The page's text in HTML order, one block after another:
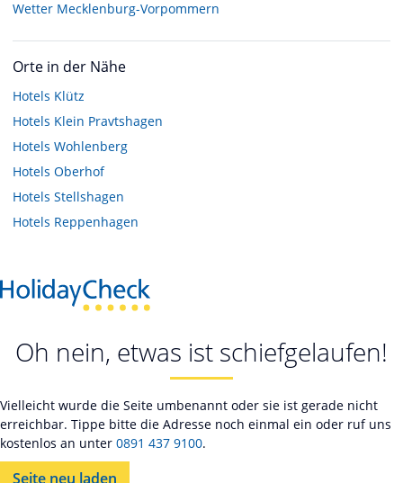
Wetter Mecklenburg-Vorpommern
Orte in der Nähe
Hotels Klütz
Hotels Klein Pravtshagen
Hotels Wohlenberg
Hotels Oberhof
Hotels Stellshagen
Hotels Reppenhagen
Oh nein, etwas ist schiefgelaufen!
Vielleicht wurde die Seite umbenannt oder sie ist gerade nicht
erreichbar. Tippe bitte die Adresse noch einmal ein oder ruf uns
kostenlos an unter 0891 437 9100.
Seite neu laden